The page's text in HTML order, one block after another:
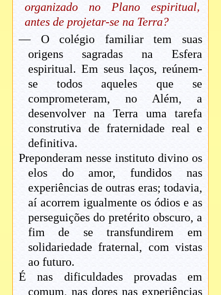
organizado no Plano espiritual,
antes de projetar-se na Terra?
— O colégio familiar tem suas
origens sagradas na Esfera
espiritual. Em seus laços, reúnem-
se todos aqueles que se
comprometeram, no Além, a
desenvolver na Terra uma tarefa
construtiva de fraternidade real e
definitiva.
Preponderam nesse instituto divino os
elos do amor, fundidos nas
experiências de outras eras; todavia,
aí acorrem igualmente os ódios e as
perseguições do pretérito obscuro, a
fim de se transfundirem em
solidariedade fraternal, com vistas
ao futuro.
É nas dificuldades provadas em
comum, nas dores nas experiências